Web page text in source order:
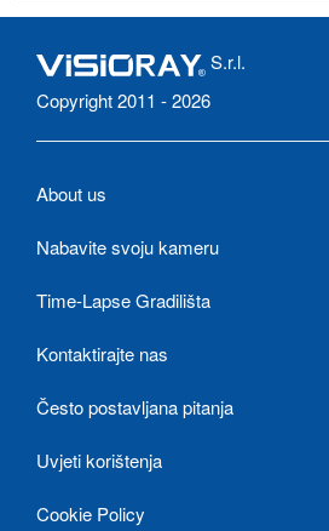
S.r.l.
Copyright 2011 - 2026
About us
Nabavite svoju kameru
Time-Lapse Gradilišta
Kontaktirajte nas
Često postavljana pitanja
Uvjeti korištenja
Cookie Policy